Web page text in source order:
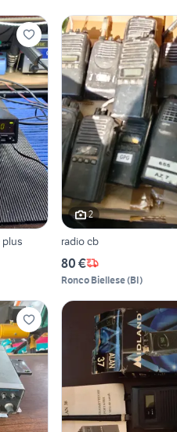
plus
2
radio cb
80 €
Ronco Biellese(BI)